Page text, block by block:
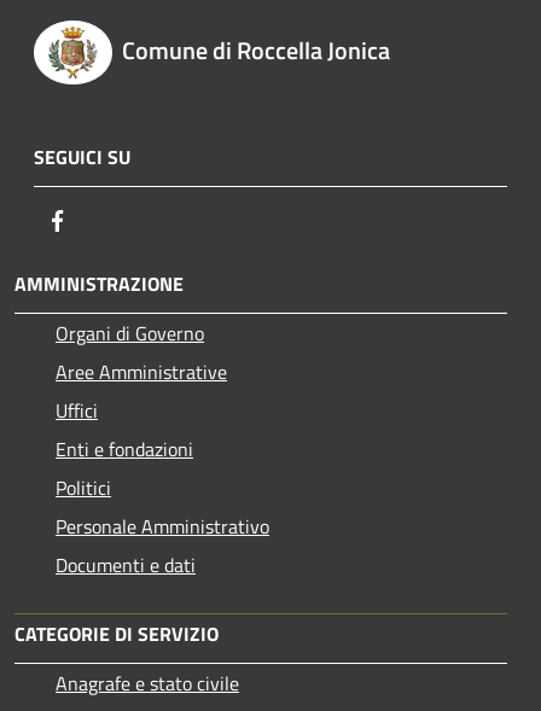
Comune di Roccella Jonica
SEGUICI SU
AMMINISTRAZIONE
Organi di Governo
Aree Amministrative
Uffici
Enti e fondazioni
Politici
Personale Amministrativo
Documenti e dati
CATEGORIE DI SERVIZIO
Anagrafe e stato civile